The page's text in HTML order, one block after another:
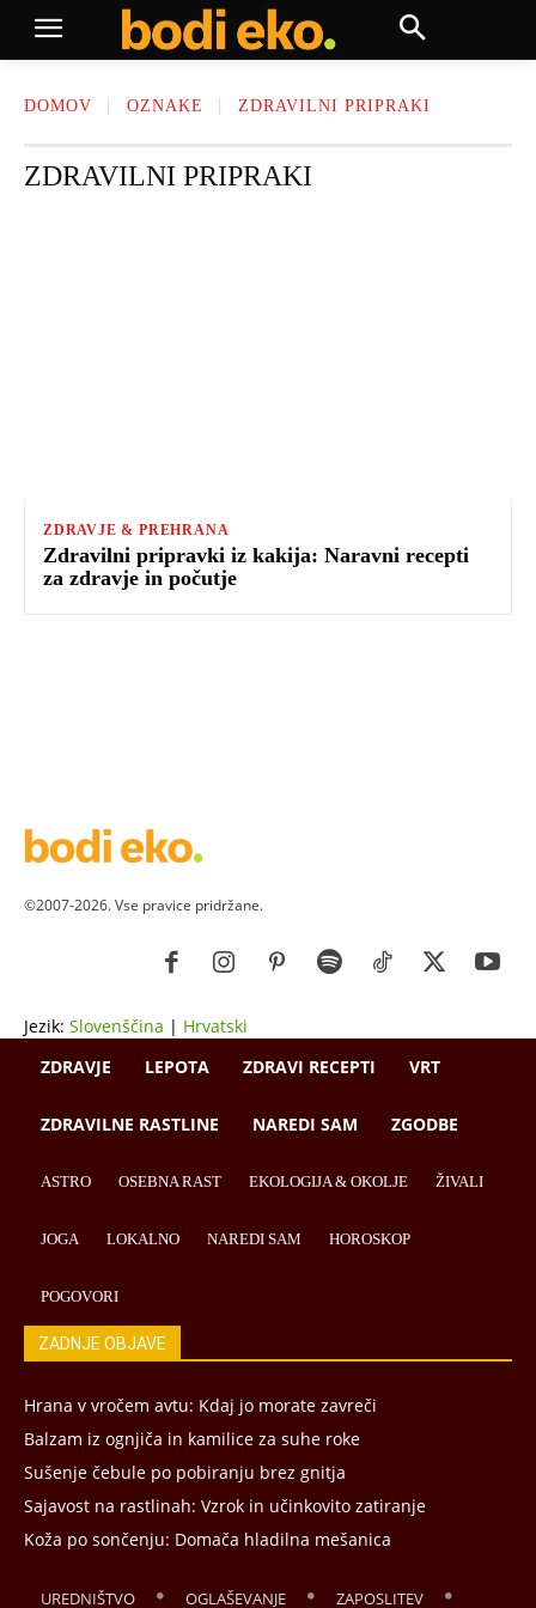
DOMOV OZNAKE ZDRAVILNI PRIPRAKI
ZDRAVILNI PRIPRAKI
ZDRAVJE & PREHRANA
Zdravilni pripravki iz kakija: Naravni recepti
za zdravje in počutje
©2007-2026. Vse pravice pridržane.
Jezik: Slovenščina | Hrvatski
ZDRAVJE
LEPOTA ZDRAVI RECEPTI VRT
ZDRAVILNE RASTLINE NAREDI SAM ZGODBE
ASTRO OSEBNA RAST EKOLOGIJA & OKOLJE ŽIVALI
JOGA LOKALNO NAREDI SAM HOROSKOP
POGOVORI
ZADNJE OBJAVE
Hrana v vročem avtu: Kdaj jo morate zavreči
Balzam iz ognjiča in kamilice za suhe roke
Sušenje čebule po pobiranju brez gnitja
Sajavost na rastlinah: Vzrok in učinkovito zatiranje
Koža po sončenju: Domača hladilna mešanica
UREDNIŠTVO OGLAŠEVANJE ZAPOSLITEV